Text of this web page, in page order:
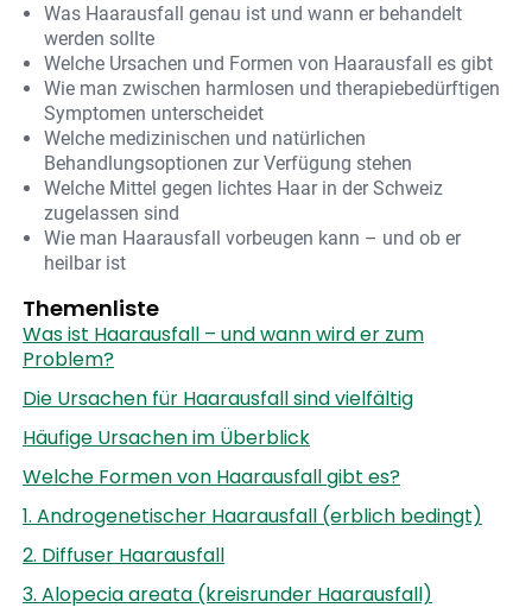
Was Haarausfall genau ist und wann er behandelt
werden sollte
Welche Ursachen und Formen von Haarausfall es gibt
Wie man zwischen harmlosen und therapiebedürftigen
Symptomen unterscheidet
Welche medizinischen und natürlichen
Behandlungsoptionen zur Verfügung stehen
Welche Mittel gegen lichtes Haar in der Schweiz
zugelassen sind
Wie man Haarausfall vorbeugen kann – und ob er
heilbar ist
Themenliste
Was ist Haarausfall – und wann wird er zum
Problem?
Die Ursachen für Haarausfall sind vielfältig
Häufige Ursachen im Überblick
Welche Formen von Haarausfall gibt es?
1. Androgenetischer Haarausfall (erblich bedingt)
2. Diffuser Haarausfall
3. Alopecia areata (kreisrunder Haarausfall)